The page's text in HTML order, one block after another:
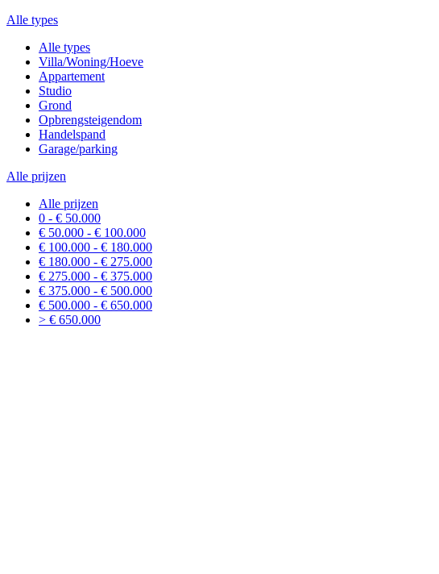
Alle types
Alle types
Villa/Woning/Hoeve
Appartement
Studio
Grond
Opbrengsteigendom
Handelspand
Garage/parking
Alle prijzen
Alle prijzen
0 - € 50.000
€ 50.000 - € 100.000
€ 100.000 - € 180.000
€ 180.000 - € 275.000
€ 275.000 - € 375.000
€ 375.000 - € 500.000
€ 500.000 - € 650.000
> € 650.000